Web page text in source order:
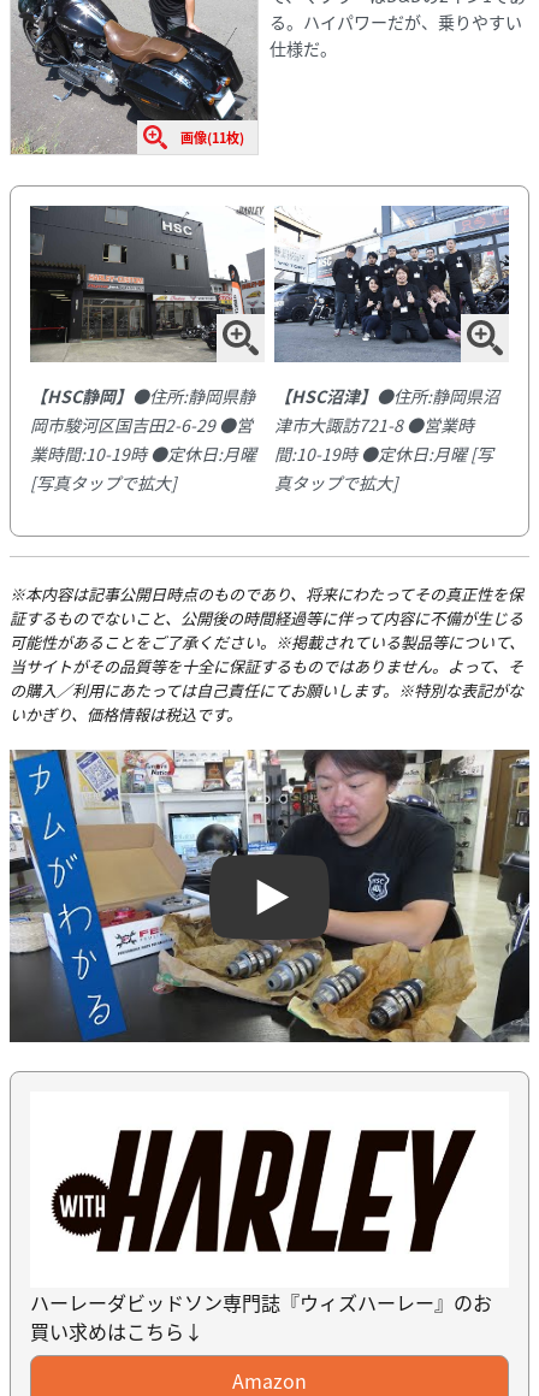
画像(11枚)
る。ハイパワーだが、乗りやすい
仕様だ。
【HSC静岡】 ●住所:静岡県静
岡市駿河区国吉田2-6-29 ●営
業時間:10-19時 ●定休日:月曜
[写真タップで拡大]
【HSC沼津】 ●住所:静岡県沼
津市大諏訪721-8 ●営業時
間:10-19時 ●定休日:月曜[写
真タップで拡大]
※本内容は記事公開日時点のものであり、将来にわたってその真正性を保
証するものでないこと、公開後の時間経過等に伴って内容に不備が生じる
可能性があることをご了承ください。※掲載されている製品等について、
当サイトがその品質等を十全に保証するものではありません。よって、そ
の購入／利用にあたっては自己責任にてお願いします。※特別な表記がな
いかぎり、価格情報は税込です。
Play
ハーレーダビッドソン専門誌『ウィズハーレー』のお
買い求めはこちら↓
Amazon